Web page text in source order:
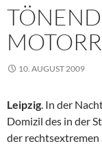
10. AUGUST 2009
Leipzig. In der
Domizil des in der
der rechtsextremen